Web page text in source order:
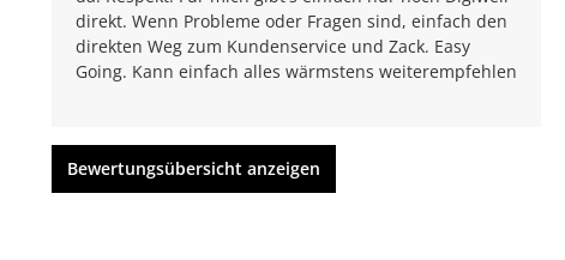
direkt. Wenn Probleme oder Fragen sind, einfach den
direkten Weg zum Kundenservice und Zack. Easy
Going. Kann einfach alles wärmstens weiterempfehlen
Bewertungsübersicht anzeigen